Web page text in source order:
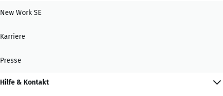
New Work SE
Karriere
Presse
Hilfe & Kontakt